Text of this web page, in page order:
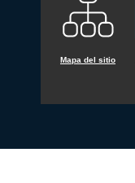
Mapa del sitio